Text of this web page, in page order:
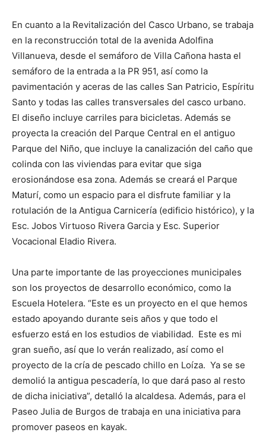
En cuanto a la Revitalización del Casco Urbano, se trabaja
en la reconstrucción total de la avenida Adolfina
Villanueva, desde el semáforo de Villa Cañona hasta el
semáforo de la entrada a la PR 951, así como la
pavimentación y aceras de las calles San Patricio, Espíritu
Santo y todas las calles transversales del casco urbano.
El diseño incluye carriles para bicicletas. Además se
proyecta la creación del Parque Central en el antiguo
Parque del Niño, que incluye la canalización del caño que
colinda con las viviendas para evitar que siga
erosionándose esa zona. Además se creará el Parque
Maturí, como un espacio para el disfrute familiar y la
rotulación de la Antigua Carnicería (edificio histórico), y la
Esc. Jobos Virtuoso Rivera Garcia y Esc. Superior
Vocacional Eladio Rivera.
Una parte importante de las proyecciones municipales
son los proyectos de desarrollo económico, como la
Escuela Hotelera. “Este es un proyecto en el que hemos
estado apoyando durante seis años y que todo el
esfuerzo está en los estudios de viabilidad. Este es mi
gran sueño, así que lo verán realizado, así como el
proyecto de la cría de pescado chillo en Loíza. Ya se se
demolió la antigua pescadería, lo que dará paso al resto
de dicha iniciativa”, detalló la alcaldesa. Además, para el
Paseo Julia de Burgos de trabaja en una iniciativa para
promover paseos en kayak.